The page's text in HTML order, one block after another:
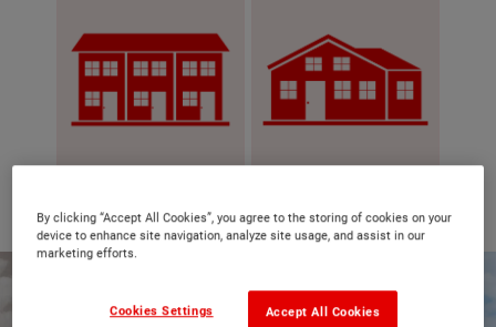
By clicking “Accept All Cookies”, you agree to the storing of cookies on your
device to enhance site navigation, analyze site usage, and assist in our
marketing efforts.
Accept All Cookies
Cookies Settings